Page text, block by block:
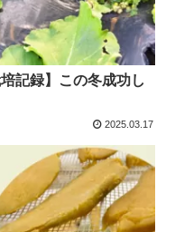
記録】この冬成功し
2025.03.17